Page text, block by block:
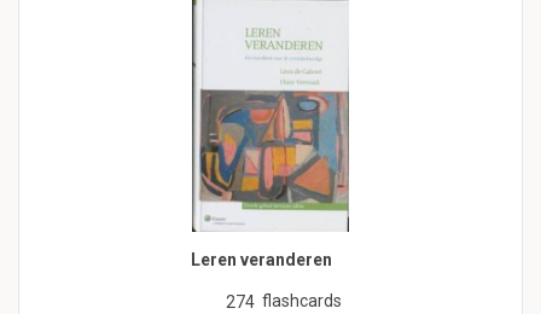
Leren veranderen
274 flashcards